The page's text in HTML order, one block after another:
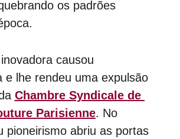
os padrões
causou
e lhe rendeu uma expulsão
Chambre Syndicale de
Parisienne. No
pioneirismo abriu as portas